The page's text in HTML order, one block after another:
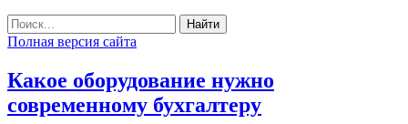
Найти
Полная версия сайта
Какое оборудование нужно
современному бухгалтеру